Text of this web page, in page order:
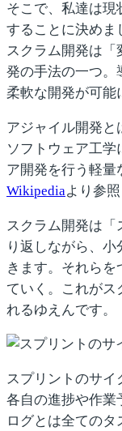
そこで、私達は現
することに決めま
スクラム開発は「
発の手法の一つ。
柔軟な開発が可能
アジャイル開発と
ソフトウェア工学
ア開発を行う軽量
Wikipediaより参照
スクラム開発は
り返しながら、
きます。それらを
ていく。これがス
れるゆえんです。
スプリントのサイ
各自の進捗や作業
ログとは全ての